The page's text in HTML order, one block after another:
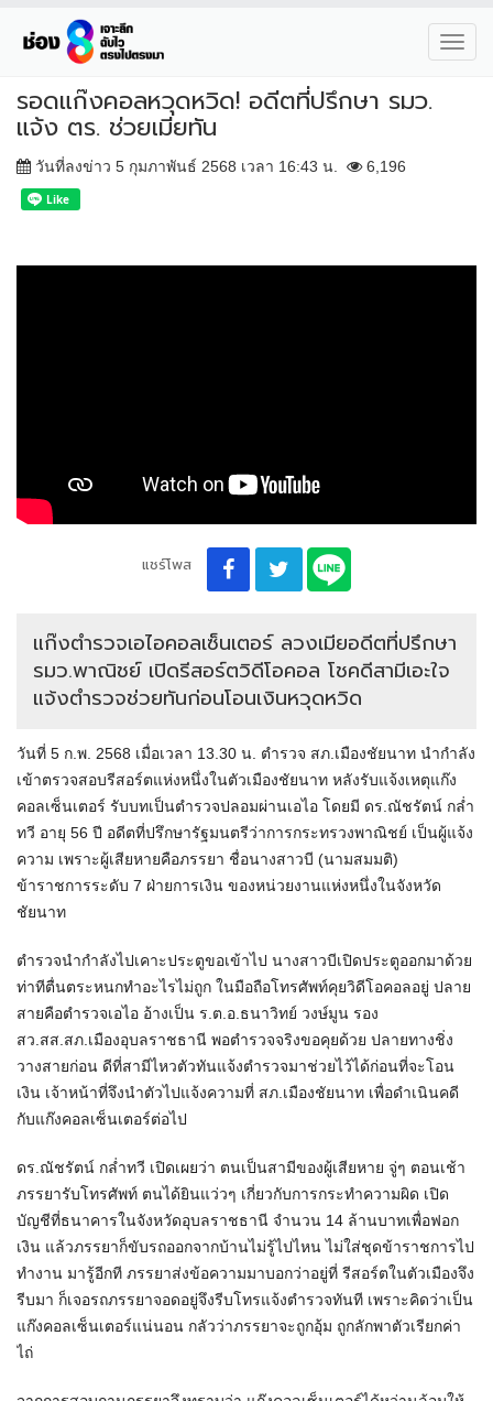
รอดแก๊งคอลหวุดหวิด! อดีตที่ปรึกษา รมว.
แจ้ง ตร. ช่วยเมียทัน
วันที่ลงข่าว 5 กุมภาพันธ์ 2568 เวลา 16:43 น. 6,196
แชร์โพส
แก๊งตำรวจเอไอคอลเซ็นเตอร์ ลวงเมียอดีตที่ปรึกษา
รมว.พาณิชย์ เปิดรีสอร์ตวิดีโอคอล โชคดีสามีเอะใจ
แจ้งตำรวจช่วยทันก่อนโอนเงินหวุดหวิด
วันที่ 5 ก.พ. 2568 เมื่อเวลา 13.30 น. ตำรวจ สภ.เมืองชัยนาท นำกำลัง
เข้าตรวจสอบรีสอร์ตแห่งหนึ่งในตัวเมืองชัยนาท หลังรับแจ้งเหตุแก๊ง
คอลเซ็นเตอร์ รับบทเป็นตำรวจปลอมผ่านเอไอ โดยมี ดร.ณัชรัตน์ กล่ำ
ทวี อายุ 56 ปี อดีตที่ปรึกษารัฐมนตรีว่าการกระทรวงพาณิชย์ เป็นผู้แจ้ง
ความ เพราะผู้เสียหายคือภรรยา ชื่อนางสาวบี (นามสมมติ)
ข้าราชการระดับ 7 ฝ่ายการเงิน ของหน่วยงานแห่งหนึ่งในจังหวัด
ชัยนาท
ตำรวจนำกำลังไปเคาะประตูขอเข้าไป นางสาวบีเปิดประตูออกมาด้วย
ท่าทีตื่นตระหนกทำอะไรไม่ถูก ในมือถือโทรศัพท์คุยวิดีโอคอลอยู่ ปลาย
สายคือตำรวจเอไอ อ้างเป็น ร.ต.อ.ธนาวิทย์ วงษ์มูน รอง
สว.สส.สภ.เมืองอุบลราชธานี พอตำรวจจริงขอคุยด้วย ปลายทางชิ่ง
วางสายก่อน ดีที่สามีไหวตัวทันแจ้งตำรวจมาช่วยไว้ได้ก่อนที่จะโอน
เงิน เจ้าหน้าที่จึงนำตัวไปแจ้งความที่ สภ.เมืองชัยนาท เพื่อดำเนินคดี
กับแก๊งคอลเซ็นเตอร์ต่อไป
ดร.ณัชรัตน์ กล่ำทวี เปิดเผยว่า ตนเป็นสามีของผู้เสียหาย จู่ๆ ตอนเช้า
ภรรยารับโทรศัพท์ ตนได้ยินแว่วๆ เกี่ยวกับการกระทำความผิด เปิด
บัญชีที่ธนาคารในจังหวัดอุบลราชธานี จำนวน 14 ล้านบาทเพื่อฟอก
เงิน แล้วภรรยาก็ขับรถออกจากบ้านไม่รู้ไปไหน ไม่ใส่ชุดข้าราชการไป
ทำงาน มารู้อีกที ภรรยาส่งข้อความมาบอกว่าอยู่ที่ รีสอร์ตในตัวเมืองจึง
รีบมา ก็เจอรถภรรยาจอดอยู่จึงรีบโทรแจ้งตำรวจทันที เพราะคิดว่าเป็น
แก๊งคอลเซ็นเตอร์แน่นอน กลัวว่าภรรยาจะถูกอุ้ม ถูกลักพาตัวเรียกค่า
ไถ่